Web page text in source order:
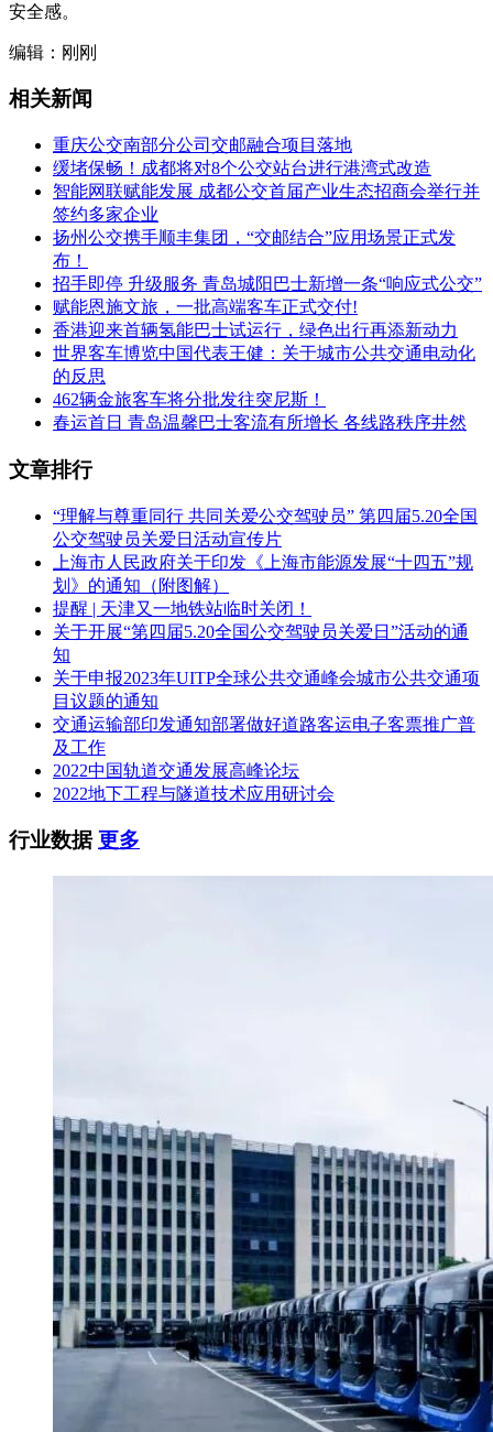
安全感。
编辑：刚刚
相关新闻
重庆公交南部分公司交邮融合项目落地
缓堵保畅！成都将对8个公交站台进行港湾式改造
智能网联赋能发展 成都公交首届产业生态招商会举行并
签约多家企业
扬州公交携手顺丰集团，“交邮结合”应用场景正式发
布！
招手即停 升级服务 青岛城阳巴士新增一条“响应式公交”
赋能恩施文旅，一批高端客车正式交付!
香港迎来首辆氢能巴士试运行，绿色出行再添新动力
世界客车博览中国代表王健：关于城市公共交通电动化
的反思
462辆金旅客车将分批发往突尼斯！
春运首日 青岛温馨巴士客流有所增长 各线路秩序井然
文章排行
“理解与尊重同行 共同关爱公交驾驶员” 第四届5.20全国
公交驾驶员关爱日活动宣传片
上海市人民政府关于印发《上海市能源发展“十四五”规
划》的通知（附图解）
提醒 | 天津又一地铁站临时关闭！
关于开展“第四届5.20全国公交驾驶员关爱日”活动的通
知
关于申报2023年UITP全球公共交通峰会城市公共交通项
目议题的通知
交通运输部印发通知部署做好道路客运电子客票推广普
及工作
2022中国轨道交通发展高峰论坛
2022地下工程与隧道技术应用研讨会
行业数据更多